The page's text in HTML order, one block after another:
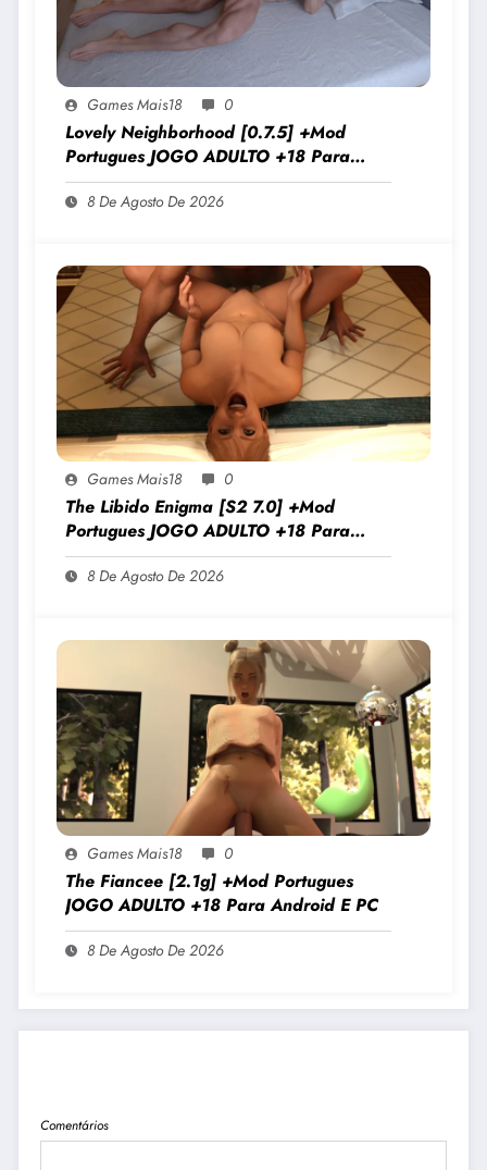
Games Mais18 0
Lovely Neighborhood [0.7.5] +Mod
Portugues JOGO ADULTO +18 Para
Android E PC
8 De Agosto De 2026
Games Mais18 0
The Libido Enigma [S2 7.0] +Mod
Portugues JOGO ADULTO +18 Para
Android E PC
8 De Agosto De 2026
Games Mais18 0
The Fiancee [2.1g] +Mod Portugues
JOGO ADULTO +18 Para Android E PC
8 De Agosto De 2026
Comentários